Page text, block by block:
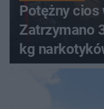
Potężny cios
Zatrzymano 303 osoby i przejęto 72
kg